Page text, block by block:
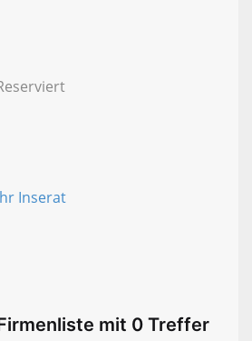
mit 0 Treffer